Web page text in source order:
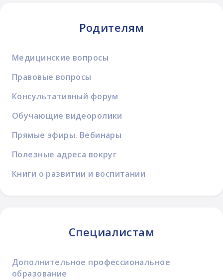
Родителям
Медицинские вопросы
Правовые вопросы
Консультативный форум
Обучающие видеоролики
Прямые эфиры. Вебинары
Полезные адреса вокруг
Книги о развитии и воспитании
Специалистам
Дополнительное профессиональное
образование